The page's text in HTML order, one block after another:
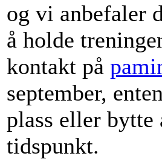
og vi anbefaler
å holde
kontakt på
september,
plass eller bytte
tidspunkt.